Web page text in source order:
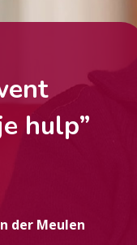
hulp”
der Meulen